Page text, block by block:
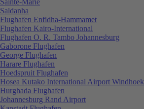
Saldanha
Flughafen Enfidha-Hammamet
Flughafen Kairo-International
Flughafen O. R. Tambo Johannesburg
Gaborone Flughafen
George Flughafen
Harare Flughafen
Hoedspruit Flughafen
Hosea Kutako International Airport Windhoek
Hurghada Flughafen
Johannesburg Rand Airport